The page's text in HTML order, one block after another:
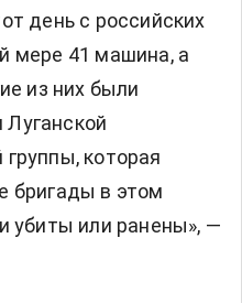
день с российских
мере 41 машина, а
из них были
которая
бригады в этом
убиты или ранены», —